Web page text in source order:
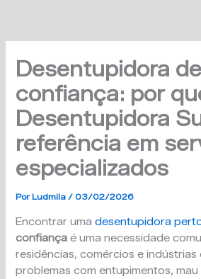
o
Desentupidora de
confiança: por
Desentupidora
referência em
especializados
Por Ludmila/03/02/2026
Encontrar umadesentupidora
confiança é uma necessidade
residências, comércios e indústrias
problemas com entupimentos,